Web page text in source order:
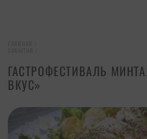
ГАСТРОФЕСТИВАЛЬ
ВКУС»